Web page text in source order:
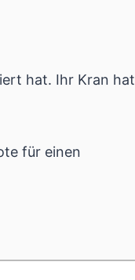
hat. Ihr Kran hat
für einen